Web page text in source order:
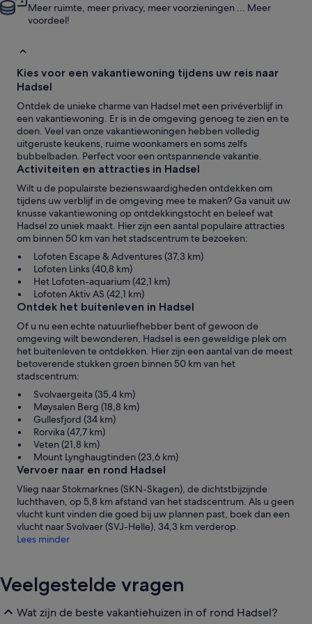
Meer ruimte, meer privacy, meer voorzieningen ... Meer
voordeel!
Kies voor een vakantiewoning tijdens uw reis naar
Hadsel
Ontdek de unieke charme van Hadsel met een privéverblijf in
een vakantiewoning. Er is in de omgeving genoeg te zien en te
doen. Veel van onze vakantiewoningen hebben volledig
uitgeruste keukens, ruime woonkamers en soms zelfs
bubbelbaden. Perfect voor een ontspannende vakantie.
Activiteiten en attracties in Hadsel
Wilt u de populairste bezienswaardigheden ontdekken om
tijdens uw verblijf in de omgeving mee te maken? Ga vanuit uw
knusse vakantiewoning op ontdekkingstocht en beleef wat
Hadsel zo uniek maakt. Hier zijn een aantal populaire attracties
om binnen 50 km van het stadscentrum te bezoeken:
Lofoten Escape & Adventures (37,3 km)
Lofoten Links (40,8 km)
Het Lofoten-aquarium (42,1 km)
Lofoten Aktiv AS (42,1 km)
Ontdek het buitenleven in Hadsel
Of u nu een echte natuurliefhebber bent of gewoon de
omgeving wilt bewonderen, Hadsel is een geweldige plek om
het buitenleven te ontdekken. Hier zijn een aantal van de meest
betoverende stukken groen binnen 50 km van het
stadscentrum:
Svolvaergeita (35,4 km)
Møysalen Berg (18,8 km)
Gullesfjord (34 km)
Rorvika (47,7 km)
Veten (21,8 km)
Mount Lynghaugtinden (23,6 km)
Vervoer naar en rond Hadsel
Vlieg naar Stokmarknes (SKN-Skagen), de dichtstbijzijnde
luchthaven, op 5,8 km afstand van het stadscentrum. Als u geen
vlucht kunt vinden die goed bij uw plannen past, boek dan een
vlucht naar Svolvaer (SVJ-Helle), 34,3 km verderop.
Lees minder
Veelgestelde vragen
Wat zijn de beste vakantiehuizen in of rond Hadsel?